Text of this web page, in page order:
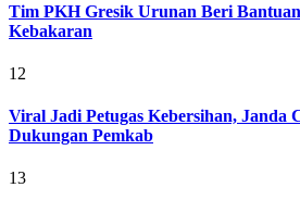
Tim PKH Gresik Urunan Beri
Kebakaran
12
Viral Jadi Petugas Kebersihan, Janda
Dukungan Pemkab
13